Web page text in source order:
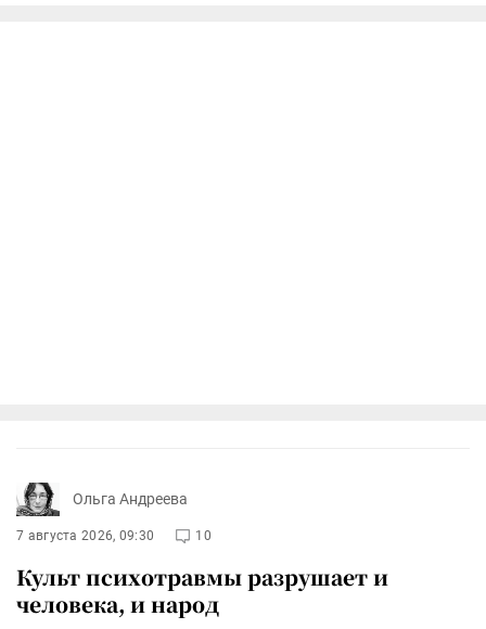
Ольга Андреева
7 августа 2026, 09:30 10
Культ психотравмы разрушает и
человека, и народ